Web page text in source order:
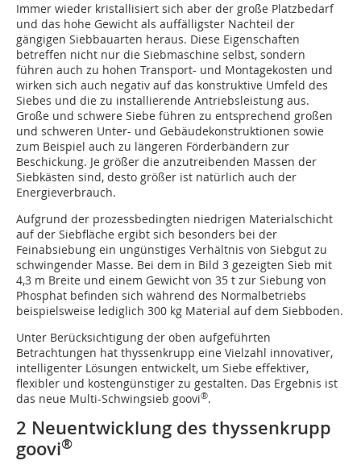
Immer wieder kristallisiert sich aber der große Platzbedarf
und das hohe Gewicht als auffälligster Nachteil der
gängigen Siebbauarten heraus. Diese Eigenschaften
betreffen nicht nur die Siebmaschine selbst, sondern
führen auch zu hohen Transport- und Montagekosten und
wirken sich auch negativ auf das konstruktive Umfeld des
Siebes und die zu installierende Antriebsleistung aus.
Große und schwere Siebe führen zu entsprechend großen
und schweren Unter- und Gebäudekonstruktionen sowie
zum Beispiel auch zu längeren Förderbändern zur
Beschickung. Je größer die anzutreibenden Massen der
Siebkästen sind, desto größer ist natürlich auch der
Energieverbrauch.
Aufgrund der prozessbedingten niedrigen Materialschicht
auf der Siebfläche ergibt sich besonders bei der
Feinabsiebung ein ungünstiges Verhältnis von Siebgut zu
schwingender Masse. Bei dem in Bild 3 gezeigten Sieb mit
4,3 m Breite und einem Gewicht von 35 t zur Siebung von
Phosphat befinden sich während des Normalbetriebs
beispielsweise lediglich 300 kg Material auf dem Siebboden.
Unter Berücksichtigung der oben aufgeführten
Betrachtungen hat thyssenkrupp eine Vielzahl innovativer,
intelligenter Lösungen entwickelt, um Siebe effektiver,
flexibler und kostengünstiger zu gestalten. Das Ergebnis ist
das neue Multi-Schwingsieb goovi®.
2 Neuentwicklung des thyssenkrupp
goovi®